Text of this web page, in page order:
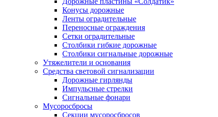
Конусы дорожные
Ленты оградительные
Переносные ограждения
Сетки оградительные
Столбики гибкие дорожные
Столбики сигнальные дорожные
Утяжелители и основания
Средства световой сигнализации
Дорожные гирлянды
Импульсные стрелки
Сигнальные фонари
Мусоросбросы
Секции мусоросбросов